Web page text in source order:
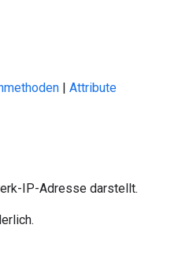
| Attribute
IP-Adresse darstellt.